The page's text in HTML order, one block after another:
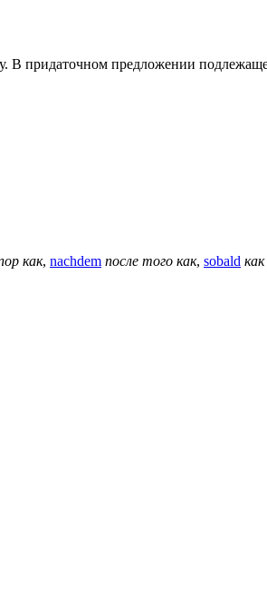
придаточном предложении
как, nachdem после того как, sobald